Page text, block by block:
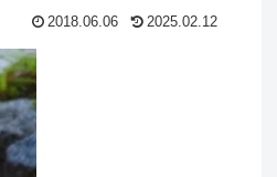
2018.06.06 2025.02.12